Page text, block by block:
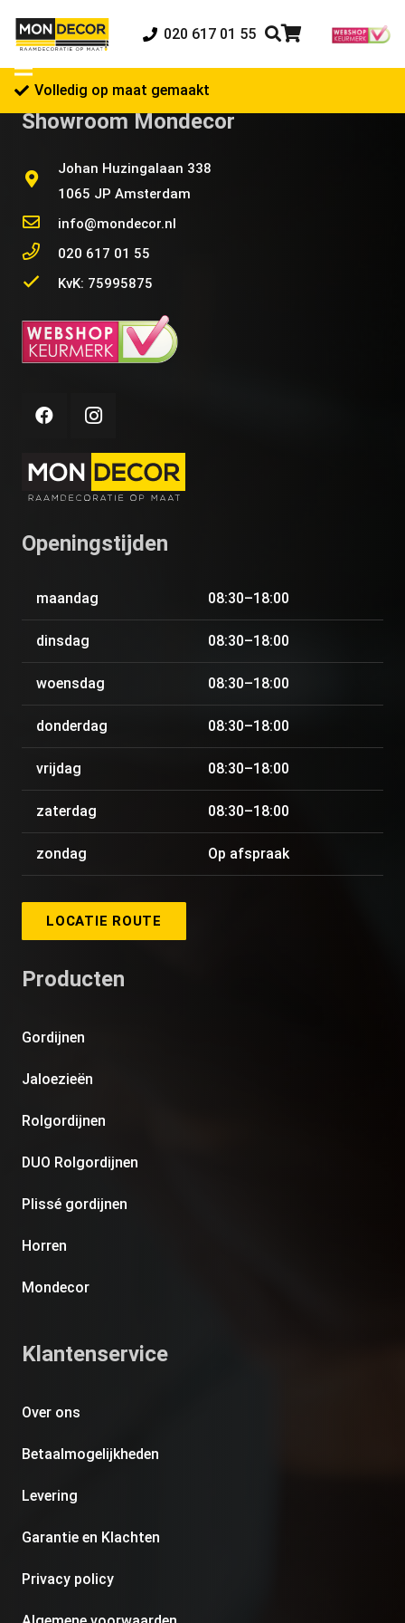
020 617 01 55
Volledig op maat gemaakt
Showroom Mondecor
Johan Huzingalaan 338
1065 JP Amsterdam
info@mondecor.nl
020 617 01 55
KvK: 75995875
Openingstijden
maandag 08:30–18:00
dinsdag 08:30–18:00
woensdag 08:30–18:00
donderdag 08:30–18:00
vrijdag 08:30–18:00
zaterdag 08:30–18:00
zondag Op afspraak
LOCATIE ROUTE
Producten
Gordijnen
Jaloezieën
Rolgordijnen
DUO Rolgordijnen
Plissé gordijnen
Horren
Mondecor
Klantenservice
Over ons
Betaalmogelijkheden
Levering
Garantie en Klachten
Privacy policy